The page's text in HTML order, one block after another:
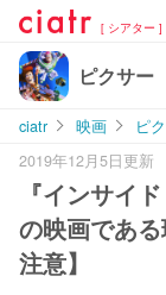
[ シアター ]
ピクサー
ciatr 映画 ピ
2019年12月5日更新
『インサイ
の映画であ
注意】